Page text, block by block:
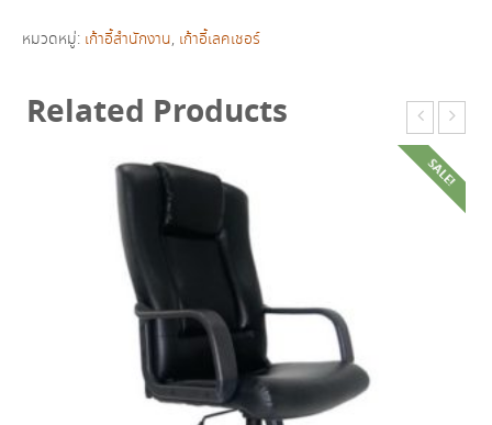
ITOKI
ORANGE-
01
หมวดหมู่: เก้าอี้สำนักงาน, เก้าอี้เลคเชอร์
Related Products
SALE!